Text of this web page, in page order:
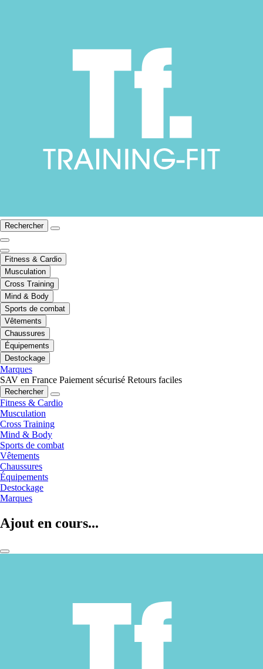
Rechercher
Fitness & Cardio
Musculation
Cross Training
Mind & Body
Sports de combat
Vêtements
Chaussures
Équipements
Destockage
Marques
SAV en France Paiement sécurisé Retours faciles
Rechercher
Fitness & Cardio
Musculation
Cross Training
Mind & Body
Sports de combat
Vêtements
Chaussures
Équipements
Destockage
Marques
Ajout en cours...